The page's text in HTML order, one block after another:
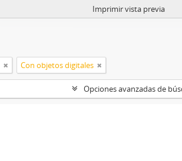
Imprimir vista previa
Con objetos digitales
Opciones avanzadas de